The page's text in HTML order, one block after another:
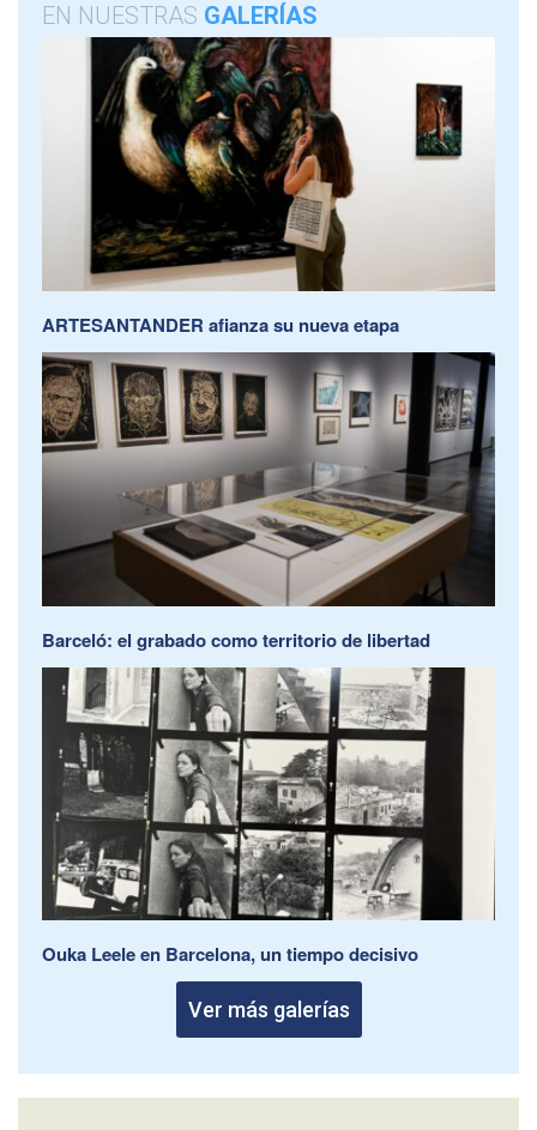
EN NUESTRAS GALERÍAS
ARTESANTANDER afianza su nueva etapa
Barceló: el grabado como territorio de libertad
Ouka Leele en Barcelona, un tiempo decisivo
Ver más galerías